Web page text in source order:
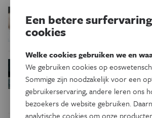
Psyche & Brein
anderen als we
Nu in Psyche&Brein
Iedereen een
Een betere
cookies
Welke cookies gebruiken we en
We gebruiken cookies op
Sommige zijn noodzakelijk voor een
gebruikerservaring, andere leren ons
bezoekers de website gebruiken.
analytische cookies om onze